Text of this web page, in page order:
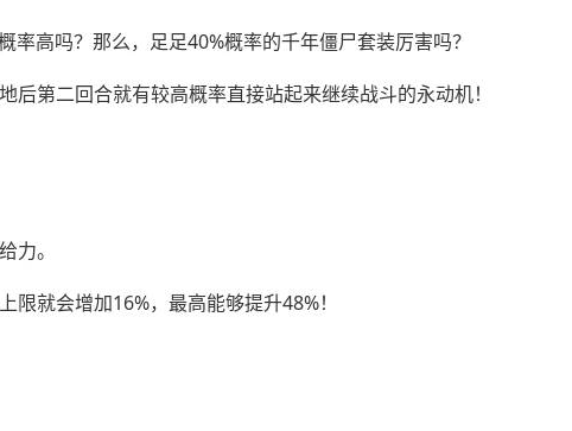
高吗？那么，足足40%概率的千年僵尸套装厉害吗？
第二回合就有较高概率直接站起来继续战斗的永动机！
力。
就会增加16%，最高能够提升48%！